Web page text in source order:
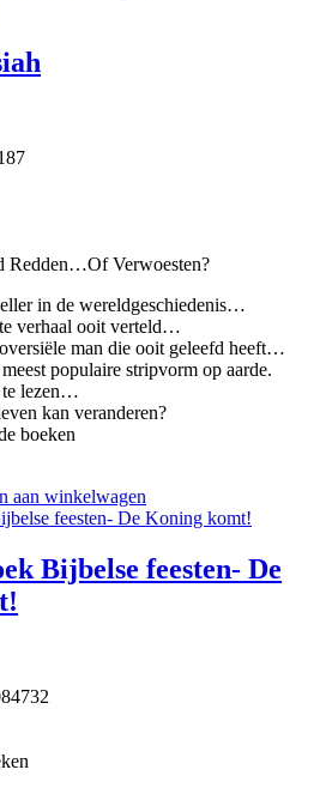
Redden…Of Verwoesten?
in de wereldgeschiedenis…
verhaal ooit verteld…
man die ooit geleefd heeft…
populaire stripvorm op aarde.
lezen…
kan veranderen?
boeken
aan winkelwagen
Bijbelse feesten- De